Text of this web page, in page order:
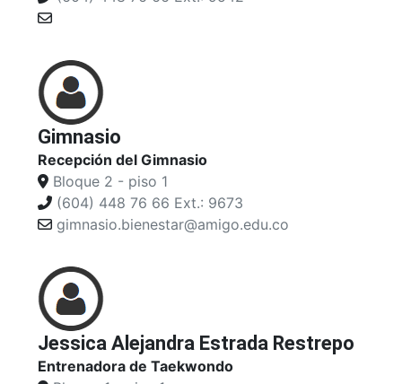
Gimnasio
Recepción del Gimnasio
Bloque 2 - piso 1
(604) 448 76 66 Ext.: 9673
gimnasio.bienestar@amigo.edu.co
Jessica Alejandra Estrada Restrepo
Entrenadora de Taekwondo